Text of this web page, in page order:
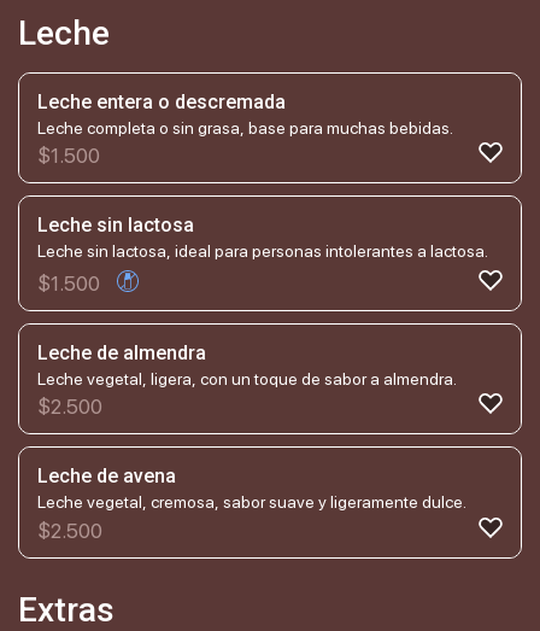
Leche
Leche entera o descremada
Leche completa o sin grasa, base para muchas bebidas.
$1.500
Leche sin lactosa
Leche sin lactosa, ideal para personas intolerantes a lactosa.
$1.500
Leche de almendra
Leche vegetal, ligera, con un toque de sabor a almendra.
$2.500
Leche de avena
Leche vegetal, cremosa, sabor suave y ligeramente dulce.
$2.500
Extras